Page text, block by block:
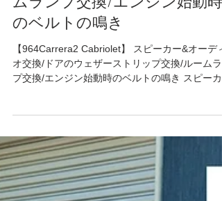
ウェザーストリップ交換/ルー
ムランプ交換/エンジン始動時
のベルトの鳴き
【964Carrera2 Cabriolet】 スピーカー&オーディ
通り、破損しています（ ; ; ）💦 純正新品に交換で
す🙌 ついでにオーディオも交換😄✨ こちらはオ
ナー様お持ち込みパーツになります♫ ドアのウェ
ザーストリップも交換し、スッキリ✨ 装着の際に
端の部分は少しコツがあります☺️ （敢えて載せ